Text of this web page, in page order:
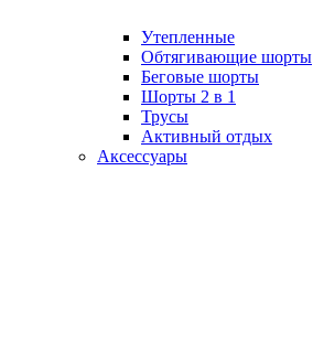
Утепленные
Обтягивающие шорты
Беговые шорты
Шорты 2 в 1
Трусы
Активный отдых
Аксессуары